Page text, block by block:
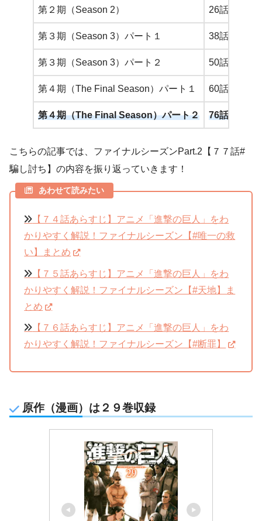
第２期（Season 2） 26話〜37話
第３期（Season 3）パート１ 38話〜49話
第３期（Season 3）パート２ 50話〜59話
第４期（The Final Season）パート１ 60話〜75話
第４期（The Final Season）パート２ 76話〜
こちらの記事では、ファイナルシーズンPart.2【７７話#
騙し討ち】の内容を振り返っていきます！
あわせて読みたい
【７４話あらすじ】アニメ「進撃の巨人」をわ
かりやすく解説！ファイナルシーズン【#唯一の救
い】まとめ
【７５話あらすじ】アニメ「進撃の巨人」をわ
かりやすく解説！ファイナルシーズン【#天地】ま
とめ
【７６話あらすじ】アニメ「進撃の巨人」をわ
かりやすく解説！ファイナルシーズン【#断罪】
原作（漫画）は２９巻収録